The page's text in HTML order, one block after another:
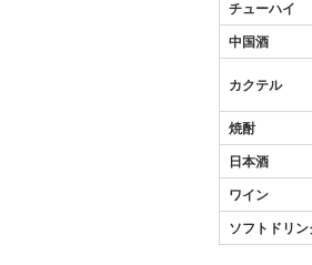
チューハイ
中国酒
カクテル
焼酎
日本酒
ワイン
ソフトドリン